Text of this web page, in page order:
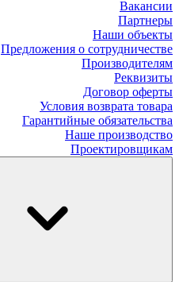
Вакансии
Партнеры
Наши объекты
Предложения о сотрудничестве
Производителям
Реквизиты
Договор оферты
Условия возврата товара
Гарантийные обязательства
Наше производство
Проектировщикам